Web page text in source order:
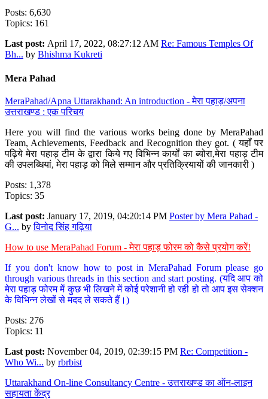
Posts: 6,630
Topics: 161
Last post: April 17, 2022, 08:27:12 AM Re: Famous Temples Of
Bh... by Bhishma Kukreti
Mera Pahad
MeraPahad/Apna Uttarakhand: An introduction - मेरा पहाड़/अपना
उत्तराखण्ड : एक परिचय
Here you will find the various works being done by MeraPahad
Team, Achievements, Feedback and Recognition they got. ( यहाँ पर
पढ़िये मेरा पहाड़ टीम के द्वारा किये गए विभिन्न कार्यों का ब्योरा,मेरा पहाड़ टीम
की उपलब्धियां, मेरा पहाड़ को मिले सम्मान और प्रतिक्रियायों की जानकारी )
Posts: 1,378
Topics: 35
Last post: January 17, 2019, 04:20:14 PM Poster by Mera Pahad -
G... byविनोद सिंह गढ़िया
How to use MeraPahad Forum - मेरा पहाड़ फोरम को कैसे प्रयोग करें!
If you don't know how to post in MeraPahad Forum please go
through various threads in this section and start posting. (यदि आप को
मेरा पहाड़ फोरम में कुछ भी लिखने में कोई परेशानी हो रही हो तो आप इस सेक्शन
के विभिन्न लेखों से मदद ले सकते हैं।)
Posts: 276
Topics: 11
Last post: November 04, 2019, 02:39:15 PM Re: Competition -
Who Wi... by rbrbist
Uttarakhand On-line Consultancy Centre - उत्तराखण्ड का ऑन-लाइन
सहायता केंद्र